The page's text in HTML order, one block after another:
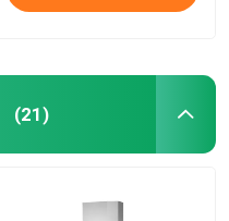
(21)